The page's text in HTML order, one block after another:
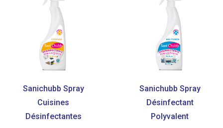
Sanichubb Spray
Cuisines
Désinfectantes
Sanichubb Spray
Désinfectant
Polyvalent